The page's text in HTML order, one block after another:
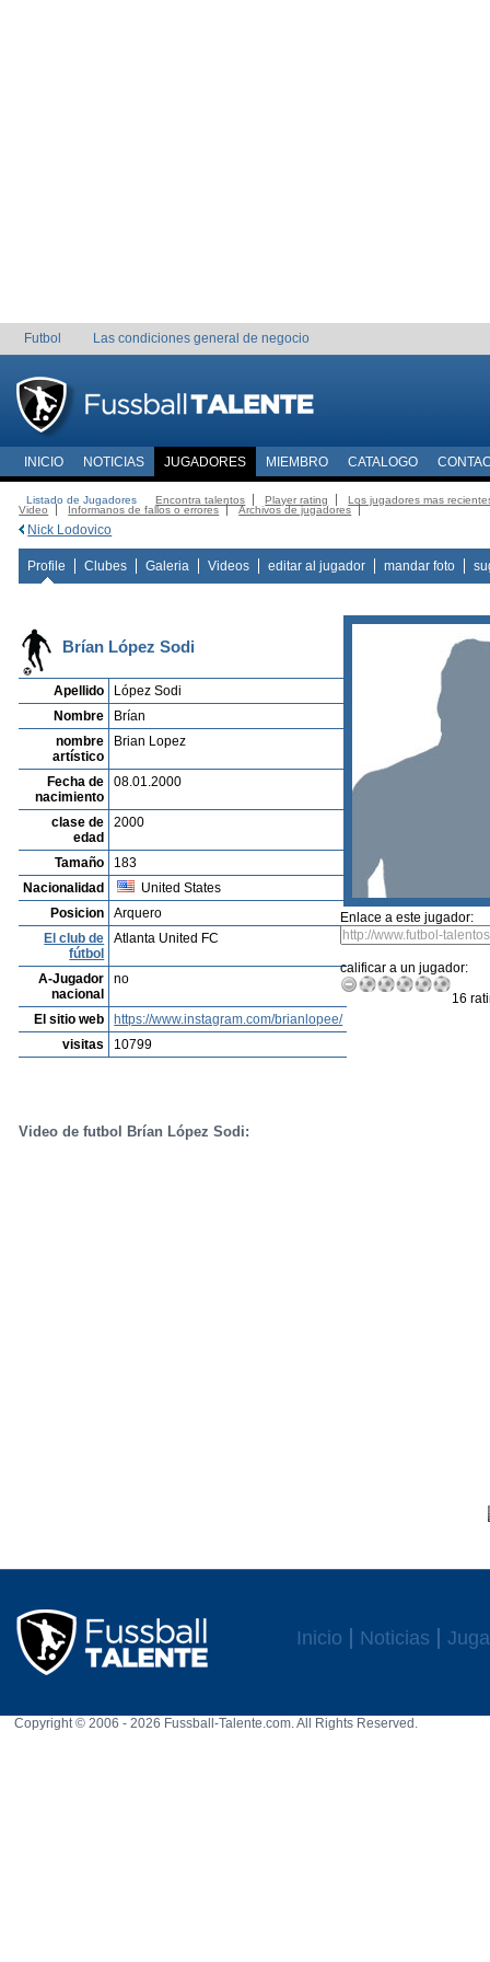
Futbol Las condiciones general de negocio
INICIO NOTICIAS JUGADORES MIEMBRO CATALOGO
Listado de Jugadores Encontra talentos Player rating
Los jugadores mas
Video
Informanos de fallos o errores Archivos de jugadores
Nick Lodovico
Profile Clubes Galeria Videos editar al jugador mandar foto
Brían López Sodi
Apellido
López Sodi
Nombre
Brían
nombre
artístico
Brian Lopez
Fecha de
nacimiento
08.01.2000
clase de
edad
2000
Tamaño
183
Nacionalidad
United States
Posicion
Arquero
El club de
fútbol
Atlanta United FC
A-Jugador
nacional
no
El sitio web
https://www.instagram.com/brianlopee/
visitas
10799
Enlace a este jugador:
calificar a un jugador:
16
Video de futbol Brían López Sodi:
Inicio Noticias
Copyright © 2006 - 2026 Fussball-Talente.com. All Rights Reserved.